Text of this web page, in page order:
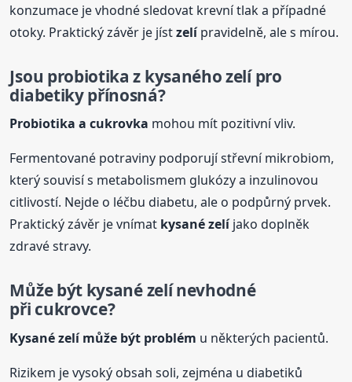
konzumace je vhodné sledovat krevní tlak a případné
otoky. Praktický závěr je jístzelípravidelně, ale s mírou.
Jsou probiotika z kysanéhozelípro
diabetiky přínosná?
Probiotika a cukrovka mohou mít pozitivní vliv.
Fermentované potraviny podporují střevní mikrobiom,
který souvisí s metabolismem glukózy a inzulinovou
citlivostí. Nejde o léčbu diabetu, ale o podpůrný prvek.
Praktický závěr je vnímat kysané zelíjako doplněk
zdravé stravy.
Může být kysanézelínevhodné
při cukrovce?
Kysané zelímůže být problém u některých pacientů.
Rizikem je vysoký obsah soli, zejména u diabetiků